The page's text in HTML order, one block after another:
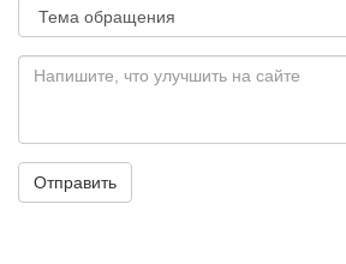
Отправить